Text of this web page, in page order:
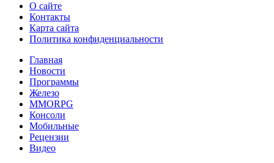
О сайте
Контакты
Карта сайта
Политика конфиденциальности
Главная
Новости
Программы
Железо
MMORPG
Консоли
Мобильные
Рецензии
Видео